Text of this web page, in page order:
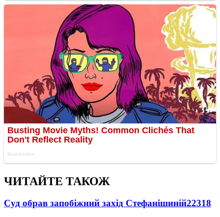
ЧИТАЙТЕ ТАКОЖ
Суд обрав запобіжний захід Стефанішиній22318